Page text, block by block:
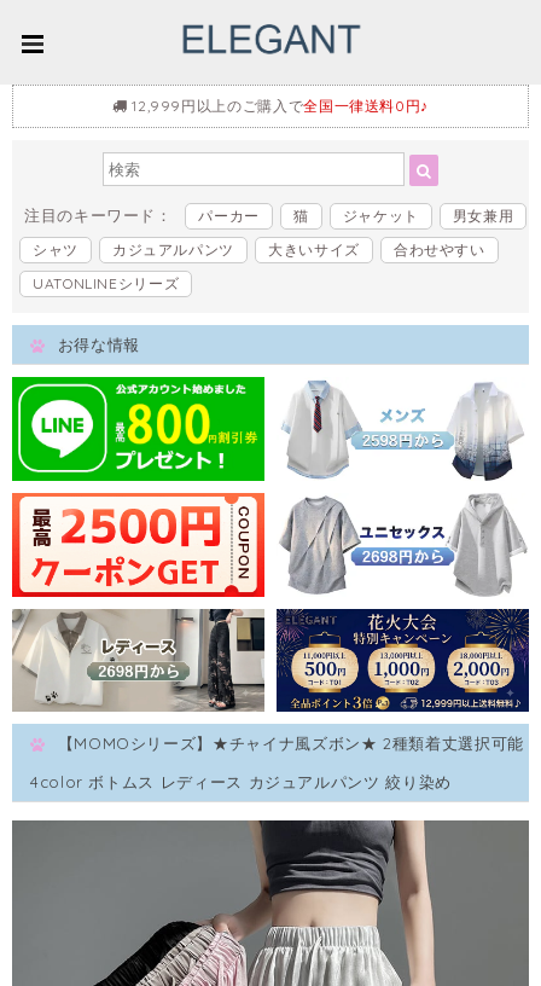
12,999円以上のご購入で全国一律送料0円♪
注目のキーワード： パーカー 猫 ジャケット
男女兼用
シャツ
カジュアルパンツ 大きいサイズ
合わせやすい
UATONLINEシリーズ
お得な情報
【MOMOシリーズ】★チャイナ風ズボン★ 2種類着丈選択可能
4color ボトムス レディース カジュアルパンツ 絞り染め